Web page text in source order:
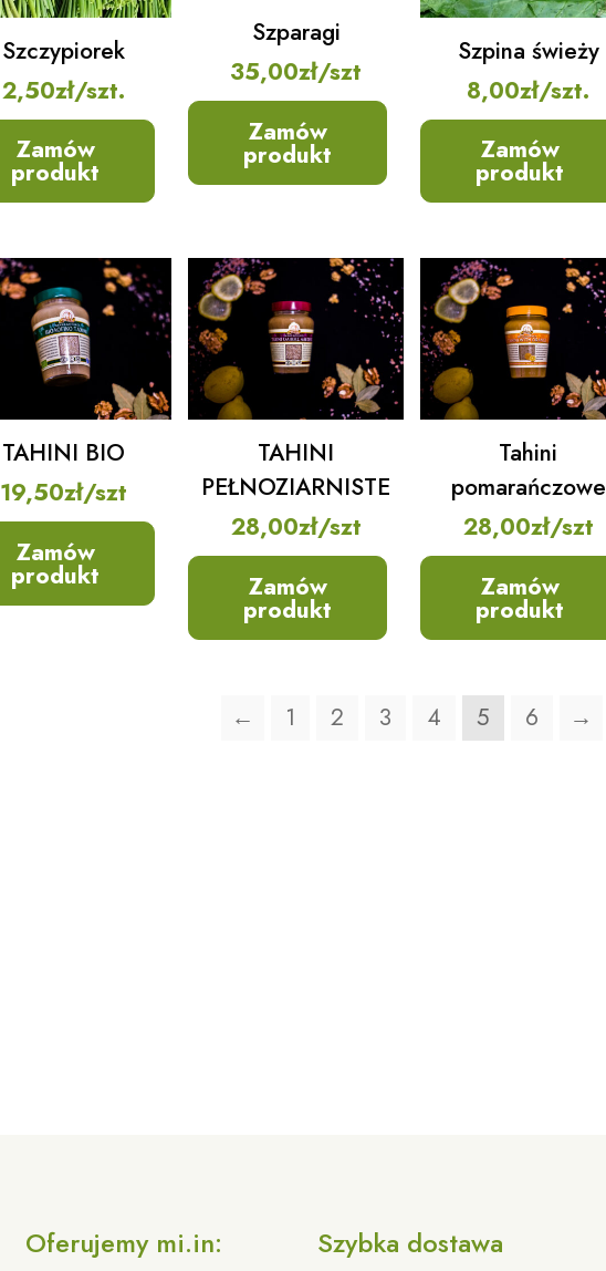
Szczypiorek
2,50zł/szt.
Zamów
produkt
Szparagi
35,00zł/szt
Zamów
produkt
Szpina świeży
8,00zł/szt.
Zamów
produkt
TAHINI BIO
19,50zł/szt
Zamów
produkt
TAHINI
PEŁNOZIARNISTE
28,00zł/szt
Zamów
produkt
Tahini
pomarańczowe
28,00zł/szt
Zamów
produkt
← 1 2 3 4 5 6 →
Oferujemy mi.in: Szybka dostawa